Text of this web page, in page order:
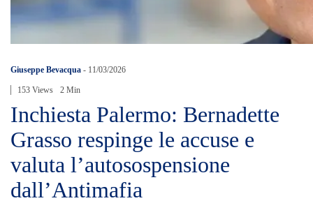
Giuseppe Bevacqua - 11/03/2026
153 Views 2 Min
Inchiesta Palermo: Bernadette
Grasso respinge le accuse e
valuta l’autosospensione
dall’Antimafia